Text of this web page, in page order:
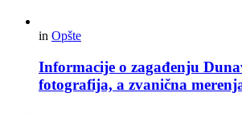
in Opšte
Informacije o zagađenju
fotografija, a zvanična